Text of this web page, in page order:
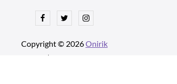
FacebookTwitterInstagram
Copyright © 2026Onirik
| Ajustements par